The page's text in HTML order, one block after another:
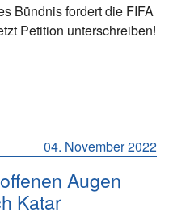
Bündnis fordert die FIFA
Petition unterschreiben!
04. November 2022
Augen
Katar